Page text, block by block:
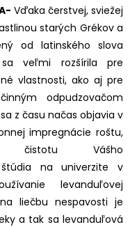
Vďaka čerstvej, sviežej
starých Grékov a
od latinského slova
sa veľmi rozšírila pre
vlastnosti, ako aj pre
odpudzovačom
z času načas objavia v
impregnácie roštu,
Vášho
štúdia na univerzite v
levanduľovej
liečbu nespavosti je
a tak sa levanduľová